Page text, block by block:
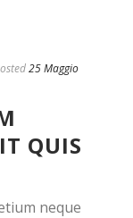
25 Maggio
QUIS
neque